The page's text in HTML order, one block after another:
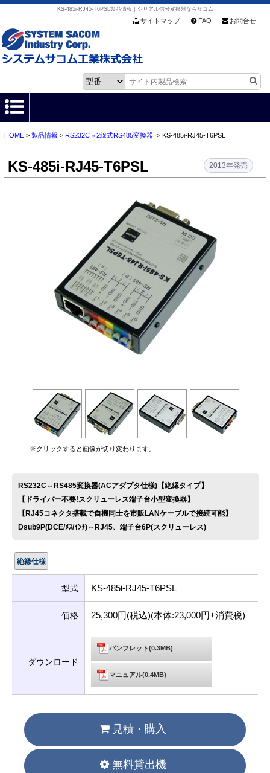
KS-485i-RJ45-T6PSL製品情報｜シリアル信号変換器ならサコム
サイトマップ FAQ お問合せ
HOME
製品情報
お客様サポート
会社情報
お問い合わせ
HOME> 製品情報 > RS232C⇔2線式RS485変換器> KS-485i-RJ45-T6PSL
KS-485i-RJ45-T6PSL 2013年発売
※クリックすると画像が切り変わります。
RS232C⇔RS485変換器(ACアダプタ仕様)【絶縁タイプ】
【ドライバー不要!スクリューレス端子台小型変換器】
【RJ45コネクタ搭載で自機同士を市販LANケーブルで接続可能】
Dsub9P(DCE/ﾒｽ/ｲﾝﾁ)⇔RJ45、端子台6P(スクリューレス)
型式 KS-485i-RJ45-T6PSL
価格 25,300円(税込)(本体:23,000円+消費税)
ダウンロード
パンフレット(0.3MB)
マニュアル(0.4MB)
見積・購入
無料貸出機